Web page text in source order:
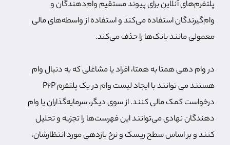
پلتفرم‌های آنلاین برای پیوند مستقیم وام‌دهندگان و
وام‌گیرندگان استفاده می‌کند و استفاده از واسطه‌های مالی
معمولی مانند بانک‌ها را حذف می‌کند.
در وام دهی همتا به همتا، افراد یا مشاغلی که به دنبال وام
هستند می توانند با ایجاد لیست وام در یک پلتفرم P2P
درخواست کمک مالی کنند. از سوی دیگر، سرمایه‌گذاران یا وام
دهندگان نهادی می‌توانند این فهرست‌ها را تجزیه و تحلیل
کنند و بر اساس سطح ریسک و نرخ بازدهی مورد انتظارشان،